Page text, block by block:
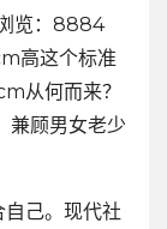
览：8884
高这个标准
从何而来？
兼顾男女老少
己。现代社